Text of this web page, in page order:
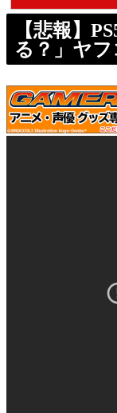
【悲報】
る？」ヤ